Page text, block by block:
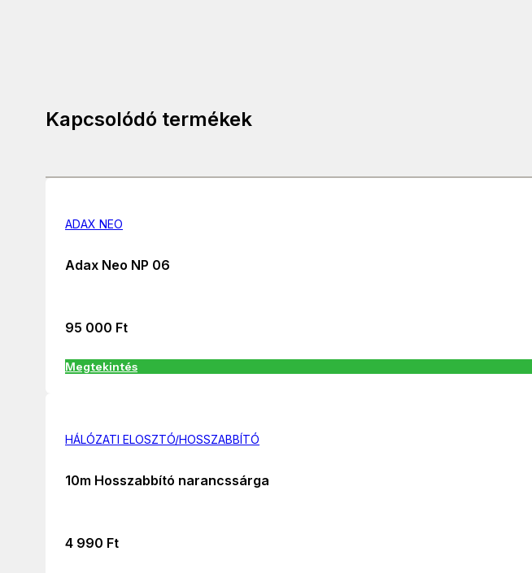
Kapcsolódó termékek
ADAX NEO
Adax Neo NP 06
95 000 Ft
Megtekintés
HÁLÓZATI ELOSZTÓ/HOSSZABBÍTÓ
10m Hosszabbító narancssárga
4 990 Ft